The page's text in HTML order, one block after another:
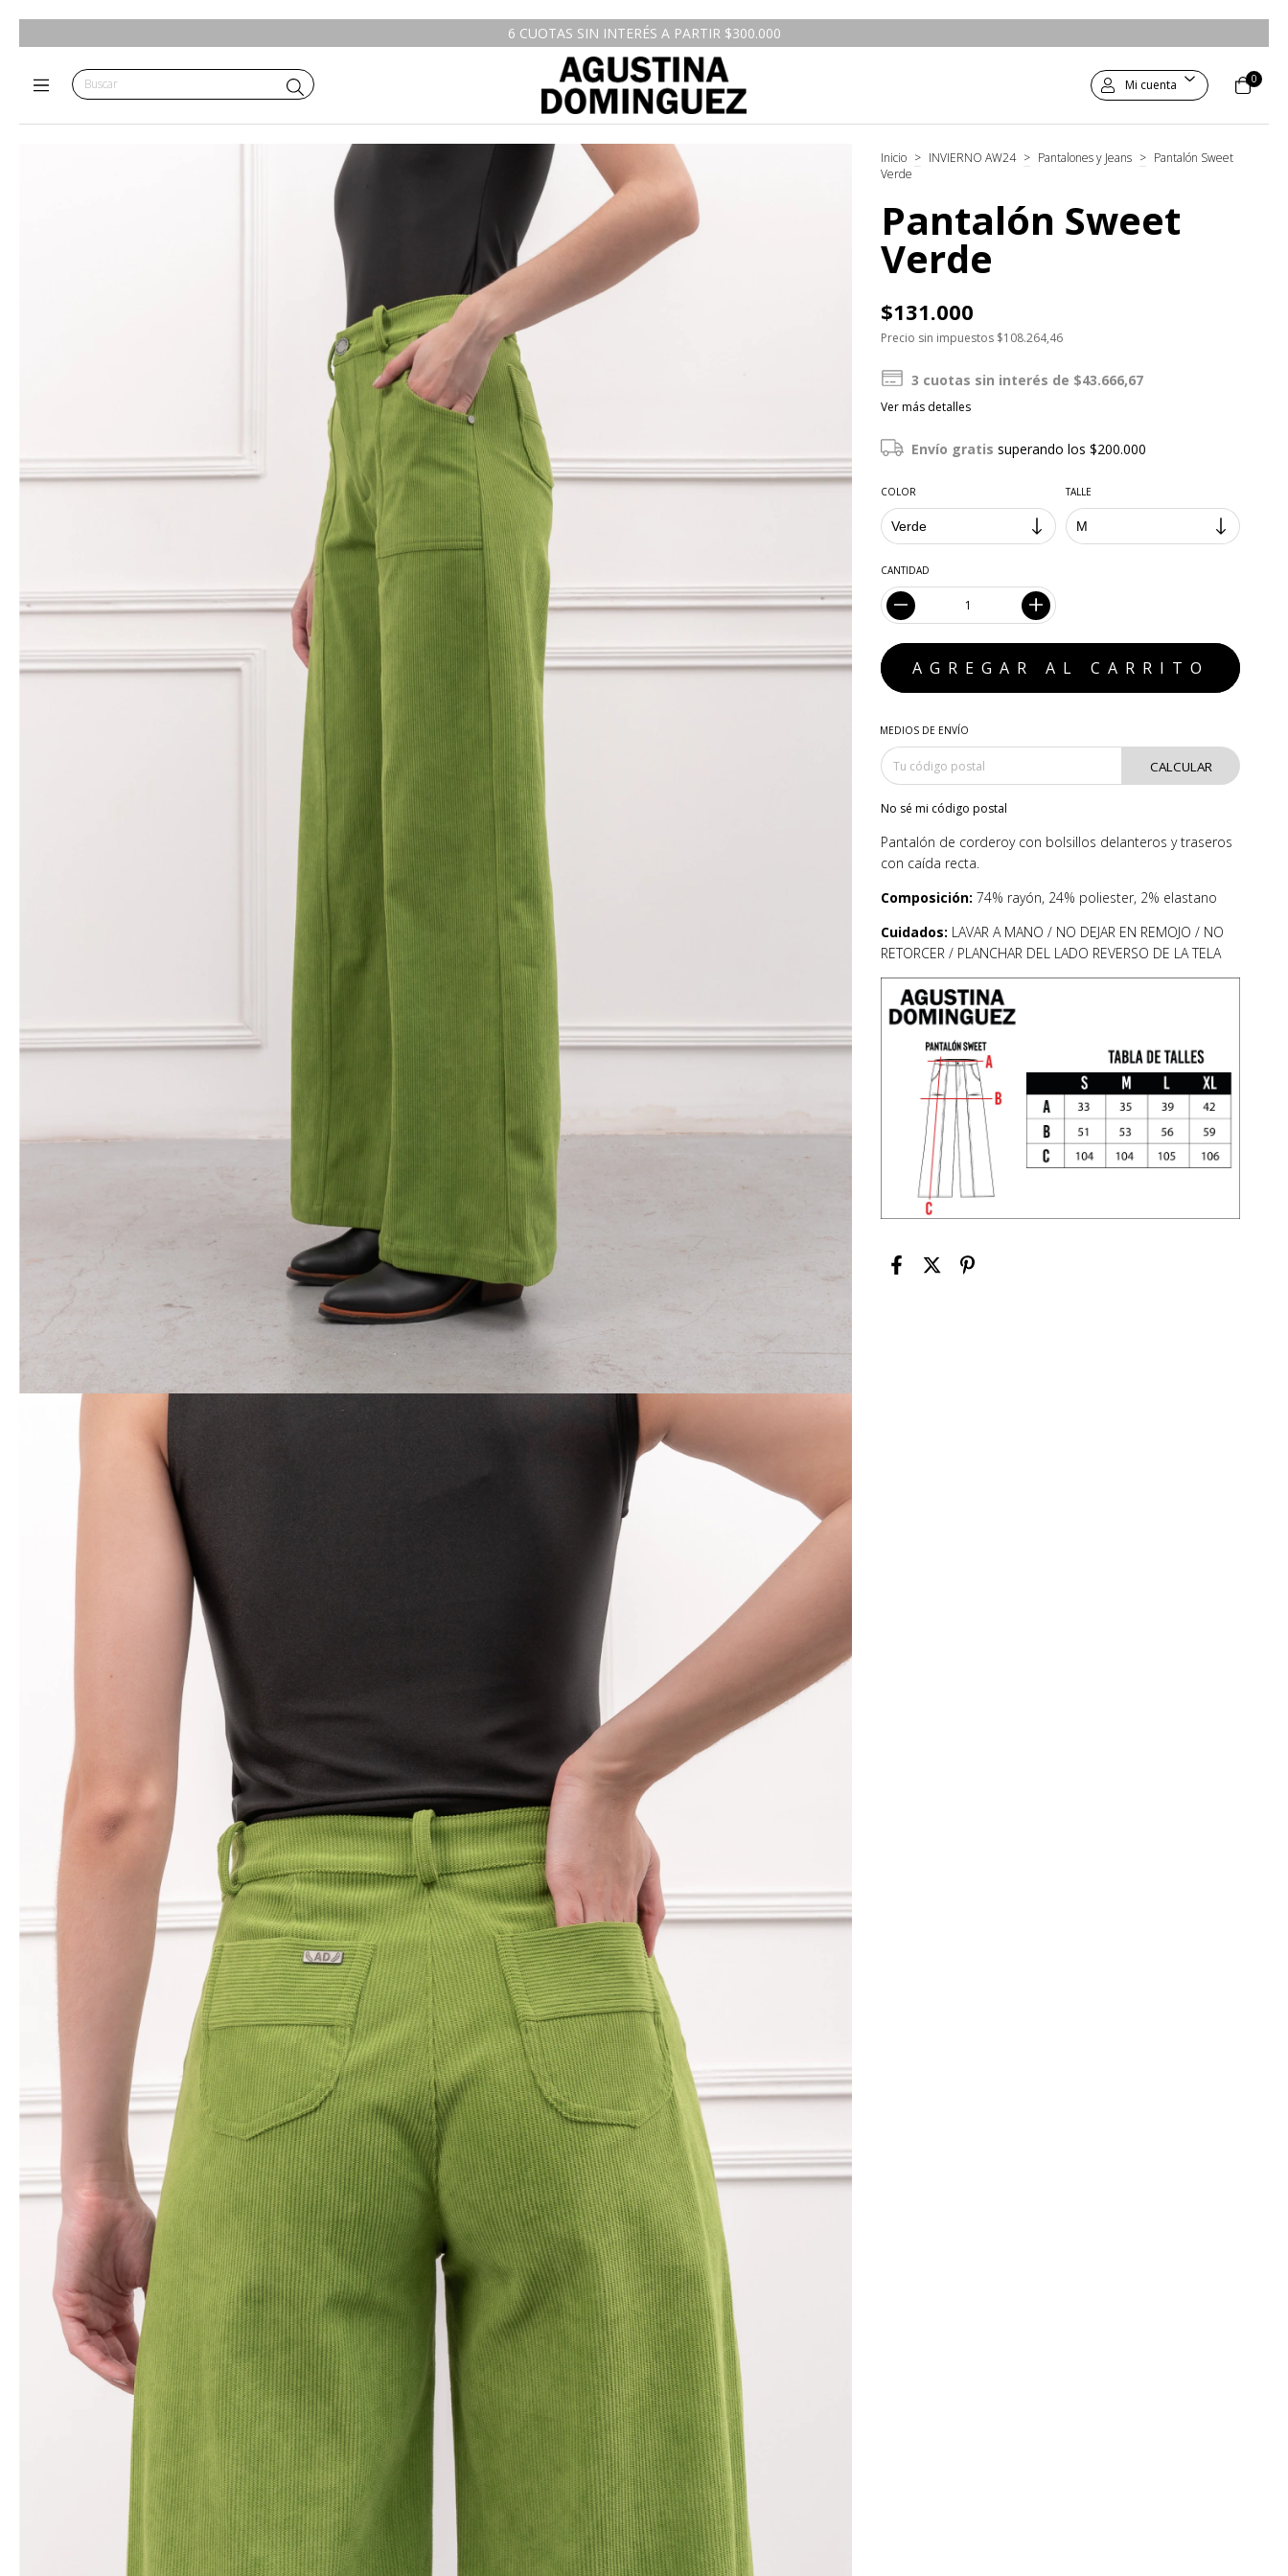
6 CUOTAS SIN INTERÉS A PARTIR $300.000
Mi cuenta 0
Inicio > INVIERNO AW24 > Pantalones y Jeans > Pantalón Sweet
Verde
Pantalón Sweet
Verde
$131.000
Precio sin impuestos $108.264,46
3 cuotas sin interés de $43.666,67
Ver más detalles
Envío gratis superando los $200.000
COLOR TALLE
CANTIDAD
MEDIOS DE ENVÍO
CALCULAR
No sé mi código postal
Pantalón de corderoy con bolsillos delanteros y traseros
con caída recta.
Composición: 74% rayón, 24% poliester, 2% elastano
Cuidados: LAVAR A MANO / NO DEJAR EN REMOJO / NO
RETORCER / PLANCHAR DEL LADO REVERSO DE LA TELA